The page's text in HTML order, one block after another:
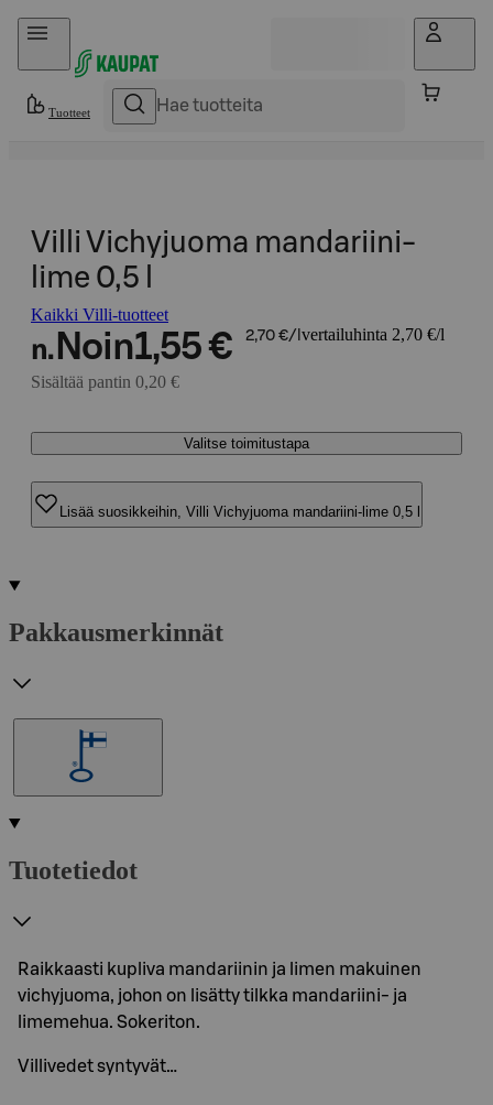
Hyppää sisältöön
Tuotteet
Villi Vichyjuoma mandariini-
lime 0,5 l
Kaikki Villi-tuotteet
n. Noin1,55 € 2,70 €/l vertailuhinta 2,70 €/l
Sisältää pantin 0,20 €
Valitse toimitustapa
Lisää suosikkeihin, Villi Vichyjuoma mandariini-lime 0,5 l
Pakkausmerkinnät
Tuotetiedot
Raikkaasti kupliva mandariinin ja limen makuinen
vichyjuoma, johon on lisätty tilkka mandariini- ja
limemehua. Sokeriton.
Villivedet syntyvät…